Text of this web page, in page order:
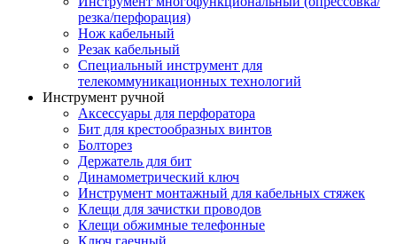
резка/перфорация)
Нож кабельный
Резак кабельный
Специальный инструмент для
телекоммуникационных технологий
Инструмент ручной
Аксессуары для перфоратора
Бит для крестообразных винтов
Болторез
Держатель для бит
Динамометрический ключ
Инструмент монтажный для кабельных стяжек
Клещи для зачистки проводов
Клещи обжимные телефонные
Ключ гаечный